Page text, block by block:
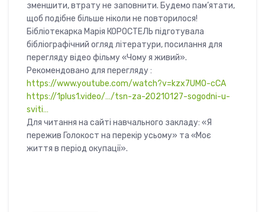
зменшити, втрату не заповнити. Будемо пам’ятати,
щоб подібне більше ніколи не повторилося!
Бібліотекарка Марія КОРОСТЕЛЬ підготувала
бібліографічний огляд літератури, посилання для
перегляду відео фільму «Чому я живий».
Рекомендовано для перегляду :
https://www.youtube.com/watch?v=kzx7UMO-cCA
https://1plus1.video/…/tsn-za-20210127-sogodni-u-
sviti…
Для читання на сайті навчального закладу: «Я
пережив Голокост на перекір усьому» та «Моє
життя в період окупації».